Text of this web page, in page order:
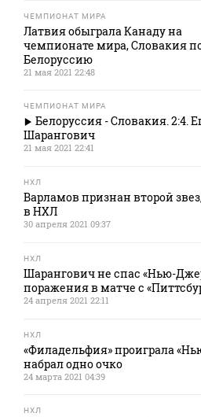
ЧЕМПИОНАТ МИРА
Латвия обыграла Канаду на
чемпионате мира, Словакия
Белоруссию
21 мая 2021 22:48
ЧЕМПИОНАТ МИРА
Белоруссия - Словакия. 2:4.
Шарангович
21 мая 2021 22:41
НХЛ
Варламов признан второй
в НХЛ
30 апреля 2021 09:37
НХЛ
Шарангович не спас «Нью-
поражения в матче с
24 апреля 2021 22:11
НХЛ
«Филадельфия» проиграла
набрал одно очко
24 марта 2021 04:39
НХЛ